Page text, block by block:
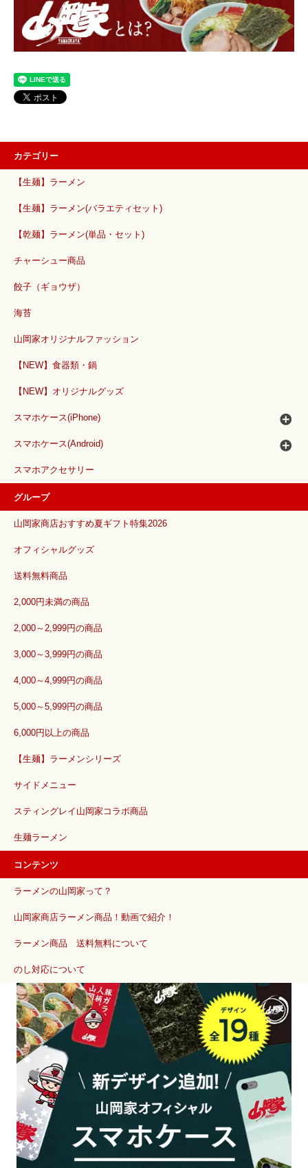
カテゴリー
【生麺】ラーメン
【生麺】ラーメン(バラエティセット)
【乾麺】ラーメン(単品・セット)
チャーシュー商品
餃子（ギョウザ）
海苔
山岡家オリジナルファッション
【NEW】食器類・鍋
【NEW】オリジナルグッズ
スマホケース(iPhone)
スマホケース(Android)
スマホアクセサリー
グループ
山岡家商店おすすめ夏ギフト特集2026
オフィシャルグッズ
送料無料商品
2,000円未満の商品
2,000～2,999円の商品
3,000～3,999円の商品
4,000～4,999円の商品
5,000～5,999円の商品
6,000円以上の商品
【生麺】ラーメンシリーズ
サイドメニュー
スティングレイ山岡家コラボ商品
生麺ラーメン
コンテンツ
ラーメンの山岡家って？
山岡家商店ラーメン商品！動画で紹介！
ラーメン商品 送料無料について
のし対応について